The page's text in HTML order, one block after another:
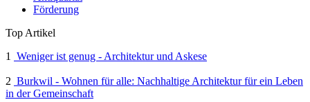
Förderung
Top Artikel
1
Weniger ist genug - Architektur und Askese
2 Burkwil - Wohnen für alle: Nachhaltige Architektur für ein Leben
in der Gemeinschaft